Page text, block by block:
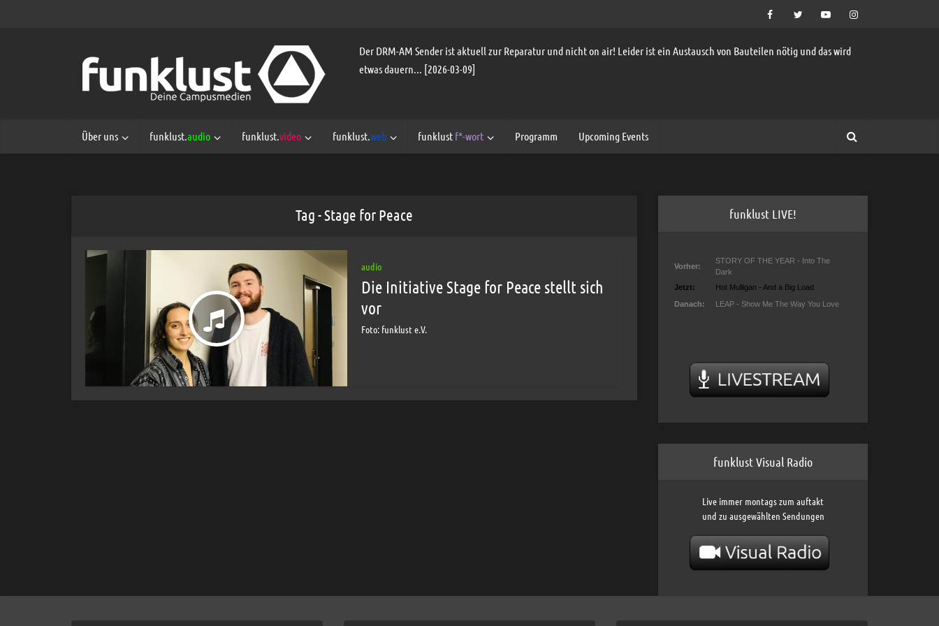
Der DRM-AM Sender ist aktuell zur Reparatur und nicht on air! Leider ist ein Austausch von Bauteilen nötig und das wird
etwas dauern... [2026-03-09]
Über uns funklust.audio funklust.video funklust.web funklust f*-wort Programm Upcoming Events
Tag - Stage for Peace
audio
Die Initiative Stage for Peace stellt sich
vor
Foto: funklust e.V.
funklust LIVE!
funklust Visual Radio
Live immer montags zum auftakt
und zu ausgewählten Sendungen